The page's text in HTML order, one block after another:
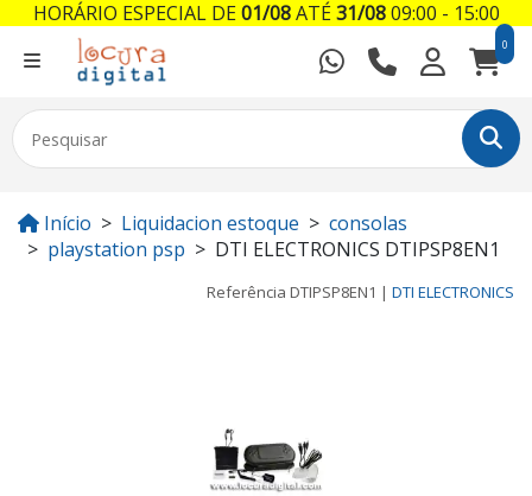
0
Início Liquidacion estoque
consolas
playstation psp
DTI ELECTRONICS DTIPSP8EN1
Referência DTIPSP8EN1 | DTI ELECTRONICS
HORÁRIO ESPECIAL DE01/08ATÉ31/0809:00 - 15:00